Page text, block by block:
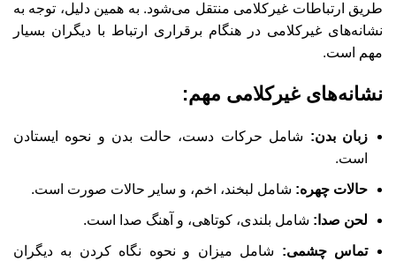
طریق ارتباطات غیرکلامی منتقل می‌شود. به همین دلیل، توجه به
نشانه‌های غیرکلامی در هنگام برقراری ارتباط با دیگران بسیار
مهم است.
نشانه‌های غیرکلامی مهم:
زبان بدن: شامل حرکات دست، حالت بدن و نحوه ایستادن
است.
حالات چهره: شامل لبخند، اخم، و سایر حالات صورت است.
لحن صدا: شامل بلندی، کوتاهی، و آهنگ صدا است.
تماس چشمی: شامل میزان و نحوه نگاه کردن به دیگران